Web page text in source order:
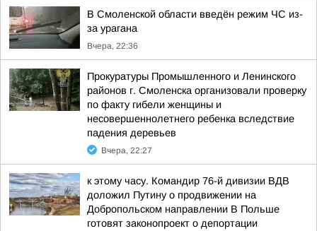
В Смоленской области введён режим ЧС из-
за урагана
Вчера, 22:36
Прокуратуры Промышленного и Ленинского
районов г. Смоленска организовали проверку
по факту гибели женщины и
несовершеннолетнего ребенка вследствие
падения деревьев
Вчера, 22:27
к этому часу. Командир 76-й дивизии ВДВ
доложил Путину о продвижении на
Добропольском направлении В Польше
готовят законопроект о депортации